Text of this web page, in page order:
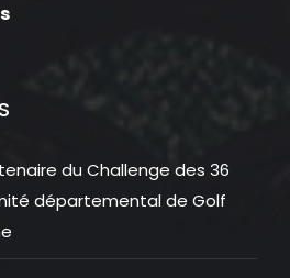
du Challenge des 36
départemental de Golf